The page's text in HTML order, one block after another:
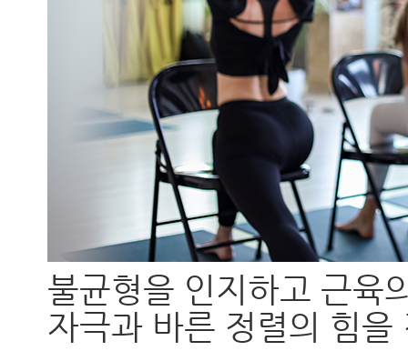
불균형을 인지하고 근육
자극과 바른 정렬의 힘을